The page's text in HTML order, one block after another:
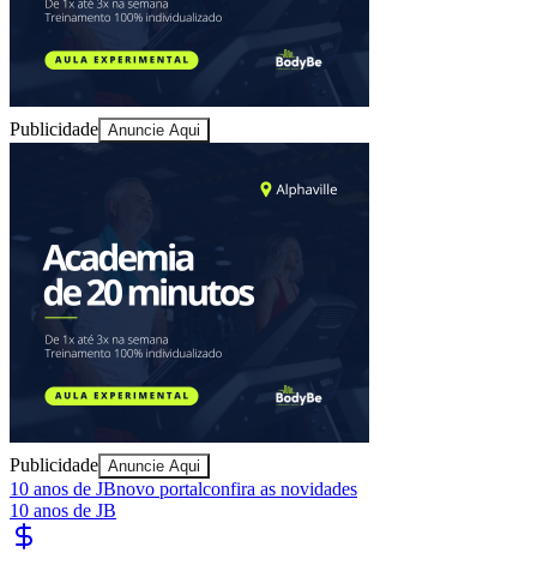
Publicidade Anuncie Aqui
Publicidade Anuncie Aqui
10 anos de JBnovo portalconfira as novidades
10 anos de JB